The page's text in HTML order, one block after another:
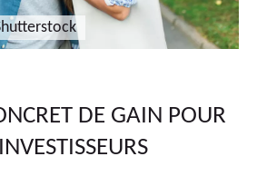
DE GAIN POUR